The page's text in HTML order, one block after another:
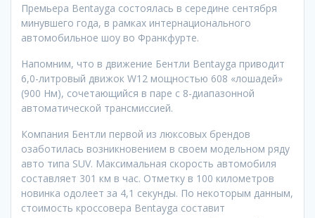
Премьера Bentayga состоялась в середине сентября
минувшего года, в рамках интернационального
автомобильное шоу во Франкфурте.
Напомним, что в движение Бентли Bentayga приводит
6,0-литровый движок W12 мощностью 608 «лошадей»
(900 Нм), сочетающийся в паре с 8-диапазонной
автоматической трансмиссией.
Компания Бентли первой из люксовых брендов
озаботилась возникновением в своем модельном ряду
авто типа SUV. Максимальная скорость автомобиля
составляет 301 км в час. Отметку в 100 километров
новинка одолеет за 4,1 секунды. По некоторым данным,
стоимость кроссовера Bentayga составит